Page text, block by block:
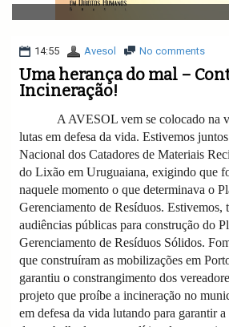
v
i
a
14:55 Avesol No comments
Uma herança do mal –
Incineração!
A AVESOL vem se colocado na
lutas em defesa da vida. Estivemos
Nacional dos Catadores de Materiais
do Lixão em Uruguaiana, exigindo que
naquele momento o que determinava o
Gerenciamento de Resíduos. Estivemos,
audiências públicas para construção do
Gerenciamento de Resíduos Sólidos.
que construíram as mobilizações em
garantiu o constrangimento dos
projeto que proíbe a incineração no
em defesa da vida lutando para garantir